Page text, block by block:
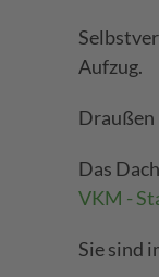
Aufzug.
Draußen
Das
VKM -
Sie sind